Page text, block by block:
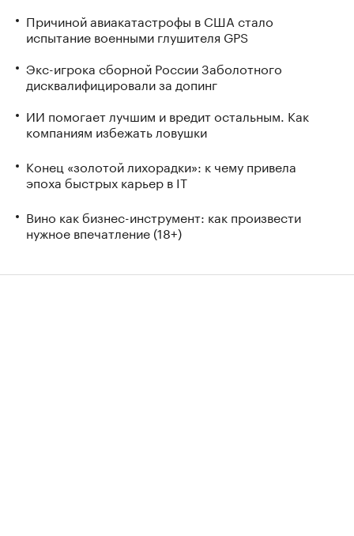
Причиной авиакатастрофы в США стало
испытание военными глушителя GPS
Экс-игрока сборной России Заболотного
дисквалифицировали за допинг
ИИ помогает лучшим и вредит остальным. Как
компаниям избежать ловушки
Конец «золотой лихорадки»: к чему привела
эпоха быстрых карьер в IT
Вино как бизнес-инструмент: как произвести
нужное впечатление (18+)